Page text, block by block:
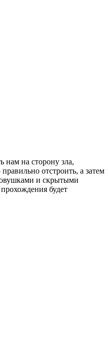
нам на сторону зла,
отстроить, а затем
и скрытыми
будет